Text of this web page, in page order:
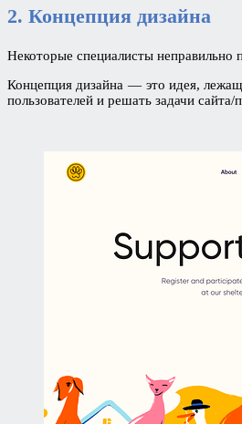
2. Концепция дизайна
Некоторые специалисты неправильно
Концепция дизайна — это идея,
пользователей и решать задачи сайта/